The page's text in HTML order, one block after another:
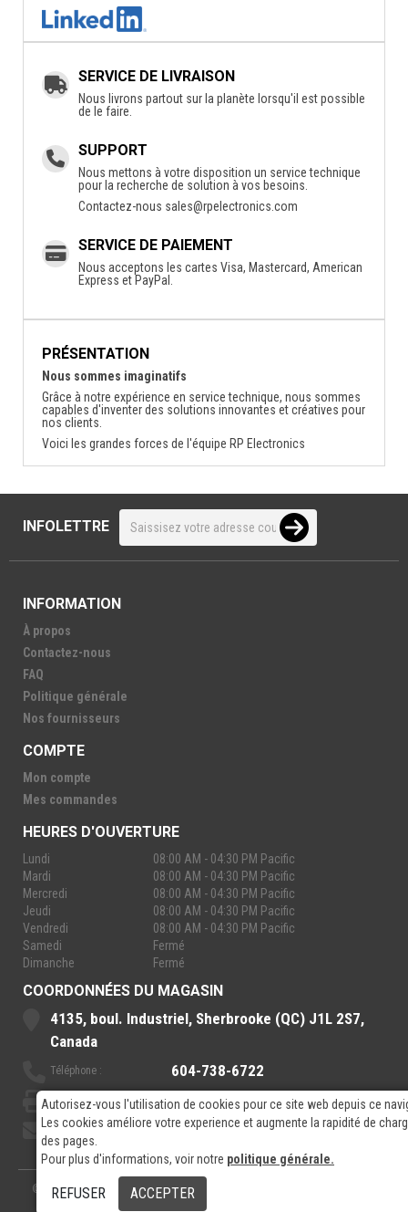
Autorisez-vous l'utilisation de cookies pour ce site web depuis ce
Les cookies améliore votre experience et augmente la rapidité de
des pages.
Pour plus d'informations, voir notre politique générale.
REFUSER ACCEPTER
SERVICE DE LIVRAISON
Nous livrons partout sur la planète lorsqu'il est possible
de le faire.
SUPPORT
Nous mettons à votre disposition un service technique
pour la recherche de solution à vos besoins.
Contactez-nous sales@rpelectronics.com
SERVICE DE PAIEMENT
Nous acceptons les cartes Visa, Mastercard, American
Express et PayPal.
PRÉSENTATION
Nous sommes imaginatifs
Grâce à notre expérience en service technique, nous sommes
capables d'inventer des solutions innovantes et créatives pour
nos clients.
Voici les grandes forces de l'équipe RP Electronics
INFOLETTRE
INFORMATION
À propos
Contactez-nous
FAQ
Politique générale
Nos fournisseurs
© 2026- RP Electronics
COMPTE
Mon compte
Mes commandes
HEURES D'OUVERTURE
Lundi
08:00 AM - 04:30 PM Pacific
Mardi
08:00 AM - 04:30 PM Pacific
Mercredi
08:00 AM - 04:30 PM Pacific
Jeudi
08:00 AM - 04:30 PM Pacific
Vendredi
08:00 AM - 04:30 PM Pacific
Samedi
Fermé
Dimanche
Fermé
COORDONNÉES DU MAGASIN
4135, boul. Industriel, Sherbrooke (QC) J1L 2S7,
Canada
Téléphone : 604-738-6722
Sans-Frais : 888-921-7770
Courriel: sales@rpelectronics.com